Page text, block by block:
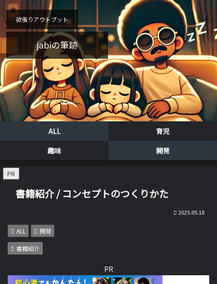
欲張りアウトプット
jabiの筆跡
ALL
育児
趣味
開発
PR
書籍紹介 / コンセプトのつくりかた
2025.05.18
ALL 開発
書籍紹介
PR